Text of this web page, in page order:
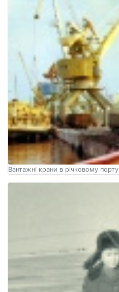
Вантажні крани в річковому порту